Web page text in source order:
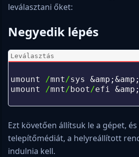
leválasztani őket:
Negyedik lépés
Leválasztás
umount /mnt /sys &amp; &amp;
umount
/mnt /boot /efi &amp;
Ezt követően állítsuk le a gépet,
telepítőmédiát, a helyreállított
indulnia kell.